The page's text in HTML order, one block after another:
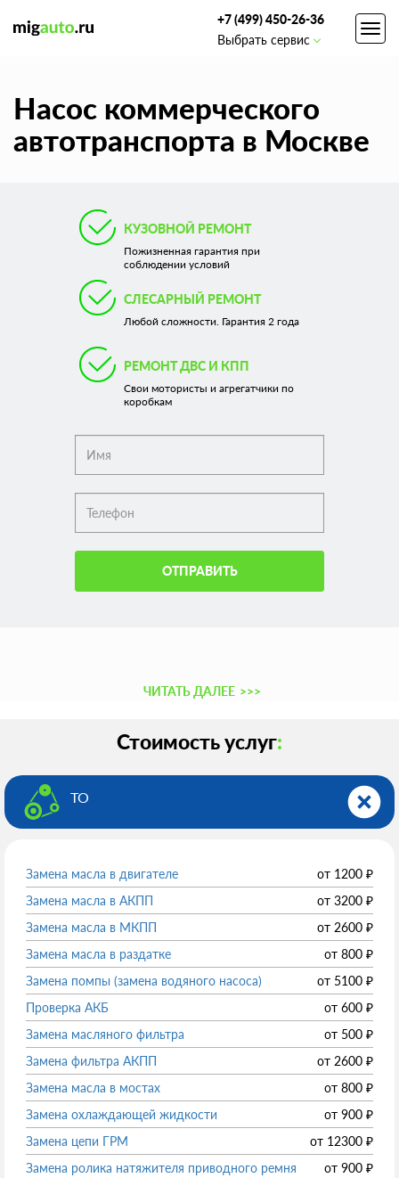
+7 (499) 450-26-36
Выбрать сервис
Насос коммерческого
автотранспорта в Москве
КУЗОВНОЙ РЕМОНТ
Пожизненная гарантия при
соблюдении условий
СЛЕСАРНЫЙ РЕМОНТ
Любой сложности. Гарантия 2 года
РЕМОНТ ДВС И КПП
Свои мотористы и агрегатчики по
коробкам
ОТПРАВИТЬ
ЧИТАТЬ ДАЛЕЕ >>>
Стоимость услуг:
ТО
Замена масла в двигателе от 1200 ₽
Замена масла в АКПП
от 3200 ₽
Замена масла в МКПП
от 2600 ₽
Замена масла в раздатке
от 800 ₽
Замена помпы (замена водяного насоса)
от 5100 ₽
Проверка АКБ
от 600 ₽
Замена масляного фильтра
от 500 ₽
Замена фильтра АКПП
от 2600 ₽
Замена масла в мостах
от 800 ₽
Замена охлаждающей жидкости
от 900 ₽
Замена цепи ГРМ
от 12300 ₽
Замена ролика натяжителя приводного ремня
от 900 ₽